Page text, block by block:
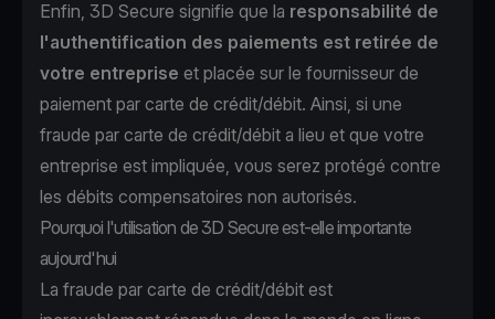
Enfin, 3D Secure signifie que la responsabilité de
l'authentification des paiements est retirée de
votre entreprise et placée sur le fournisseur de
paiement par carte de crédit/débit. Ainsi, si une
fraude par carte de crédit/débit a lieu et que votre
entreprise est impliquée, vous serez protégé contre
les débits compensatoires non autorisés.
Pourquoi l'utilisation de 3D Secure est-elle importante
aujourd'hui
La fraude par carte de crédit/débit est